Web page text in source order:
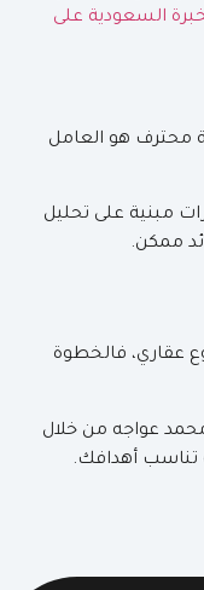
السعودية على
محترف هو العامل
مبنية على تحليل
ممكن.
عقاري، فالخطوة
عواجه من خلال
تناسب أهدافك.